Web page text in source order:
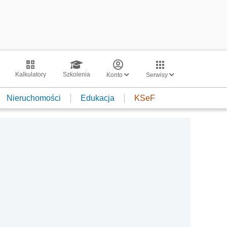
Kalkulatory Szkolenia Konto Serwisy
Nieruchomości Edukacja KSeF